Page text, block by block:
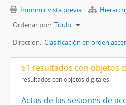
Imprimir vista previa
Ordenar por: Título
Direction: Clasificación en orden
61 resultados con objetos
resultados con objetos digitales